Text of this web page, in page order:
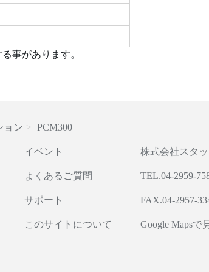
事があります。
ョン PCM300
イベント
よくあるご質問
サポート
このサイトについて
株式会社スタッ
TEL.04-2959-
FAX.04-2957-
Google Mapsで